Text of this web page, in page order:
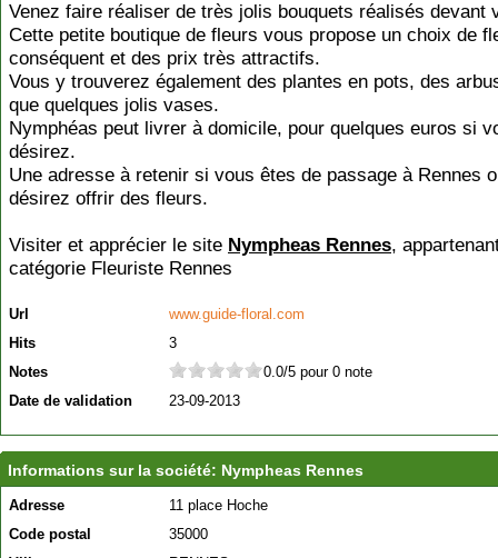
Venez faire réaliser de très jolis bouquets réalisés devant
Cette petite boutique de fleurs vous propose un choix de
conséquent et des prix très attractifs.
Vous y trouverez également des plantes en pots, des
que quelques jolis vases.
Nymphéas peut livrer à domicile, pour quelques euros si
désirez.
Une adresse à retenir si vous êtes de passage à Rennes
désirez offrir des fleurs.
Visiter et apprécier le site Nympheas Rennes,
catégorie Fleuriste Rennes
Url
www.guide-floral.com
Hits
3
Notes
0.0/5 pour 0 note
Date de validation
23-09-2013
Informations sur la société: Nympheas Rennes
Adresse
11 place Hoche
Code postal
35000